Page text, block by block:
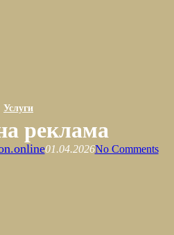
Услуги
реклама
01.04.2026No Comments